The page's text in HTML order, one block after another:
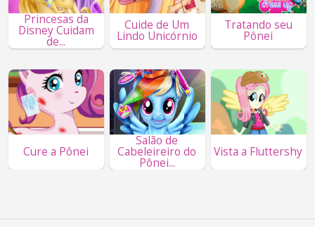
Princesas da
Disney Cuidam
de...
Cuide de Um
Lindo Unicórnio
Tratando seu
Pônei
Cure a Pônei
Salão de
Cabeleireiro do
Pônei...
Vista a Fluttershy